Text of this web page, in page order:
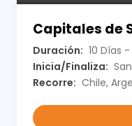
Capitales de
Duración: 10 Días
Inicia/Finaliza:
Recorre: Chile,